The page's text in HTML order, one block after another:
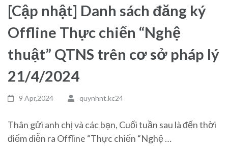
[Cập nhật] Danh sách đăng ký
Offline Thực chiến “Nghệ
thuật” QTNS trên cơ sở pháp lý
21/4/2024
9 Apr,2024 quynhnt.kc24
Thân gửi anh chị và các bạn, Cuối tuần sau là đến thời
điểm diễn ra Offline “Thực chiến “Nghệ …